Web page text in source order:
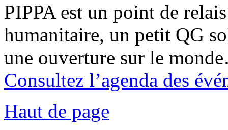
PIPPA est un point de
humanitaire, un petit QG
une ouverture sur le
Consultez l’agenda des
Haut de page